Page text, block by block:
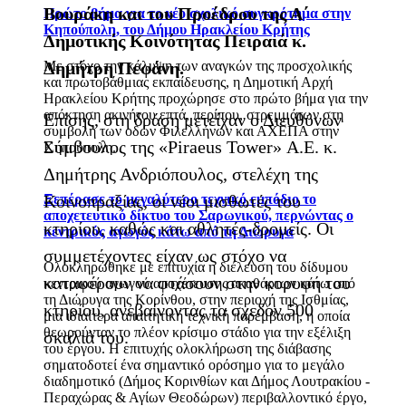
Πρώτο βήμα για το νέο σχολικό συγκρότημα στην
Κηπούπολη, του Δήμου Ηρακλείου Κρήτης
Με στόχο την κάλυψη των αναγκών της προσχολικής
και πρωτοβάθμιας εκπαίδευσης, η Δημοτική Αρχή
Ηρακλείου Κρήτης προχώρησε στο πρώτο βήμα για την
απόκτηση ακινήτου επτά, περίπου, στρεμμάτων στη
συμβολή των οδών Φιλελλήνων και ΑΧΕΠΑ στην
Κηπούπολη.
Ξεπέρασε το μεγαλύτερο τεχνικό εμπόδιο το
αποχετευτικό δίκτυο του Σαρωνικού, περνώντας ο
κεντρικός αγωγός κάτω από τη Διώρυγα
Ολοκληρώθηκε με επιτυχία η διέλευση του δίδυμου
κεντρικού αγωγού αποχέτευσης ακαθάρτων κάτω από
τη Διώρυγα της Κορίνθου, στην περιοχή της Ισθμίας,
μια ιδιαίτερα απαιτητική τεχνική παρέμβαση, η οποία
θεωρούνταν το πλέον κρίσιμο στάδιο για την εξέλιξη
του έργου. Η επιτυχής ολοκλήρωση της διάβασης
σηματοδοτεί ένα σημαντικό ορόσημο για το μεγάλο
διαδημοτικό (Δήμος Κορινθίων και Δήμος Λουτρακίου -
Περαχώρας & Αγίων Θεοδώρων) περιβαλλοντικό έργο,
Βουράκη και του Προέδρου της Α΄
Δημοτικής Κοινότητας Πειραιά κ.
Δημήτρη Πεφάνη.
Επίσης, στη δράση μετείχαν ο Διευθύνων
Σύμβουλος της «Piraeus Tower» Α.Ε. κ.
Δημήτρης Ανδριόπουλος, στελέχη της
Κοινοπραξίας, οι νέοι μισθωτές του
κτηρίου, καθώς και αθλητές-δρομείς. Οι
συμμετέχοντες είχαν ως στόχο να
καταφέρουν να φτάσουν στην κορυφή του
κτηρίου, ανεβαίνοντας τα σχεδόν 500
σκαλιά του.